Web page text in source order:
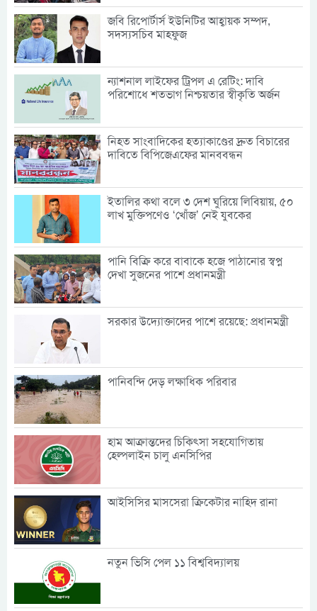
জবি রিপোর্টার্স ইউনিটির আহ্বায়ক সম্পদ,
সদস্যসচিব মাহফুজ
ন্যাশনাল লাইফের ট্রিপল এ রেটিং: দাবি
পরিশোধে শতভাগ নিশ্চয়তার স্বীকৃতি অর্জন
নিহত সাংবাদিকের হত্যাকাণ্ডের দ্রুত বিচারের
দাবিতে বিপিজেএফের মানববন্ধন
ইতালির কথা বলে ৩ দেশ ঘুরিয়ে লিবিয়ায়, ৫০
লাখ মুক্তিপণেও ‘খোঁজ’ নেই যুবকের
পানি বিক্রি করে বাবাকে হজে পাঠানোর স্বপ্ন
দেখা সুজনের পাশে প্রধানমন্ত্রী
সরকার উদ্যোক্তাদের পাশে রয়েছে: প্রধানমন্ত্রী
পানিবন্দি দেড় লক্ষাধিক পরিবার
হাম আক্রান্তদের চিকিৎসা সহযোগিতায়
হেল্পলাইন চালু এনসিপির
আইসিসির মাসসেরা ক্রিকেটার নাহিদ রানা
নতুন ভিসি পেল ১১ বিশ্ববিদ্যালয়